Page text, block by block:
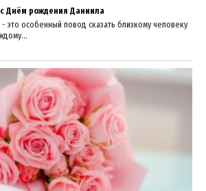
Днём рождения Даниила
это особенный повод сказать близкому человеку